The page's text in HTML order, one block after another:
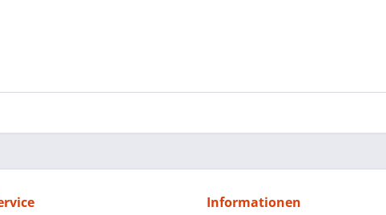
Informationen